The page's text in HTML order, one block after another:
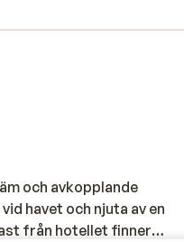
och avkopplande
havet och njuta av en
från hotellet finner